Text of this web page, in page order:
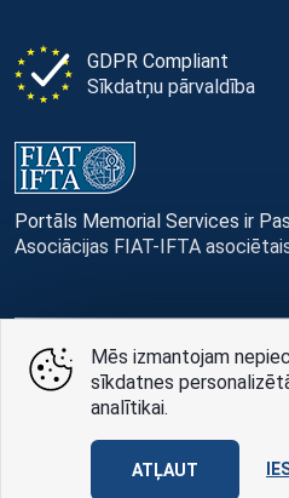
GDPR Compliant
Sīkdatņu pārvaldība
Portāls Memorial Services ir
Asociācijas FIAT-IFTA
© Memorial Services, 2016 —
Privātuma politikai
AABB TEAM
Mēs izmantojam
sīkdatnes
analītikai.
ATĻAUT